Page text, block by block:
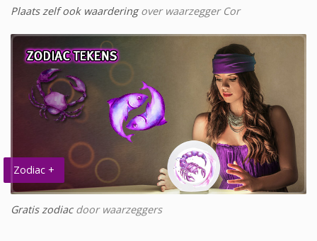
Plaats zelf ook waarderingover waarzegger Cor
Zodiac +
Gratis zodiacdoor waarzeggers